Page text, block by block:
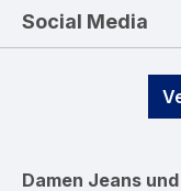
Social Media
Damen Jeans